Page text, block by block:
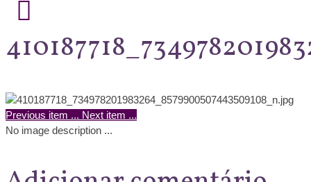
Previous item ... Next item ...
No image description ...